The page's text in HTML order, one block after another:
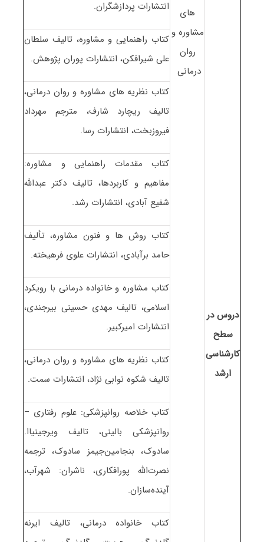
دروس در
سطح
کارشناسی
ارشد
های
مشاوره و
روان
درمانی
انتشارات پردازشگران.
کتاب راهنمایی و مشاوره، تالیف سلطان
علی شیرافکن، انتشارات پوران پژوهش.
کتاب نظریه های مشاوره و روان درمانی،
تالیف ریچارد شارف، مترجم مهرداد
فیروزبخت، انتشارات رسا.
کتاب مقدمات راهنمایی و مشاوره:
مفاهیم و کاربردها، تالیف دکتر عبدالله
شفیع آبادی، انتشارات رشد.
کتاب روش ها و فنون مشاوره، تألیف
حامد برآبادی، انتشارات علوی فرهیخته.
کتاب مشاوره و خانواده درمانی با رویکرد
اسلامی، تالیف مهدی حسینی بیرجندی،
انتشارات امیرکبیر.
کتاب نظریه های مشاوره و روان درمانی،
تالیف شکوه نوابی نژاد، انتشارات سمت.
کتاب خلاصه روانپزشکی: علوم رفتاری –
روانپزشکی بالینی، تالیف ویرجینیاا.
سادوک، بنجامین‌جیمز سادوک، ترجمه
نصرت‌الله پورافکاری، ناشران: شهرآب،
آینده‌سازان.
کتاب خانواده درمانی، تالیف ایرنه